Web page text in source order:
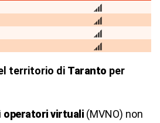
territorio di Taranto per
operatori virtuali (MVNO) non